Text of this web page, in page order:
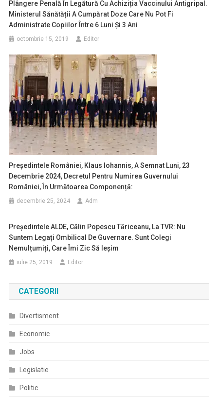
Plângere Penală În Legătură Cu Achiziția Vaccinului Antigripal.
Ministerul Sănătății A Cumpărat Doze Care Nu Pot Fi
Administrate Copiilor Între 6 Luni Și 3 Ani
octombrie 15, 2019 Editor
Președintele României, Klaus Iohannis, A Semnat Luni, 23
Decembrie 2024, Decretul Pentru Numirea Guvernului
României, În Următoarea Componență:
decembrie 25, 2024 Adm
Președintele ALDE, Călin Popescu Tăriceanu, La TVR: Nu
Suntem Legați Ombilical De Guvernare. Sunt Colegi
Nemulțumiți, Care Îmi Zic Să Ieșim
iulie 25, 2019 Editor
CATEGORII
Divertisment
Economic
Jobs
Legislatie
Politic